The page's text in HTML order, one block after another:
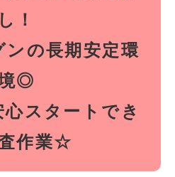
し！
ンの長期安定環
◎
スタートでき
作業☆